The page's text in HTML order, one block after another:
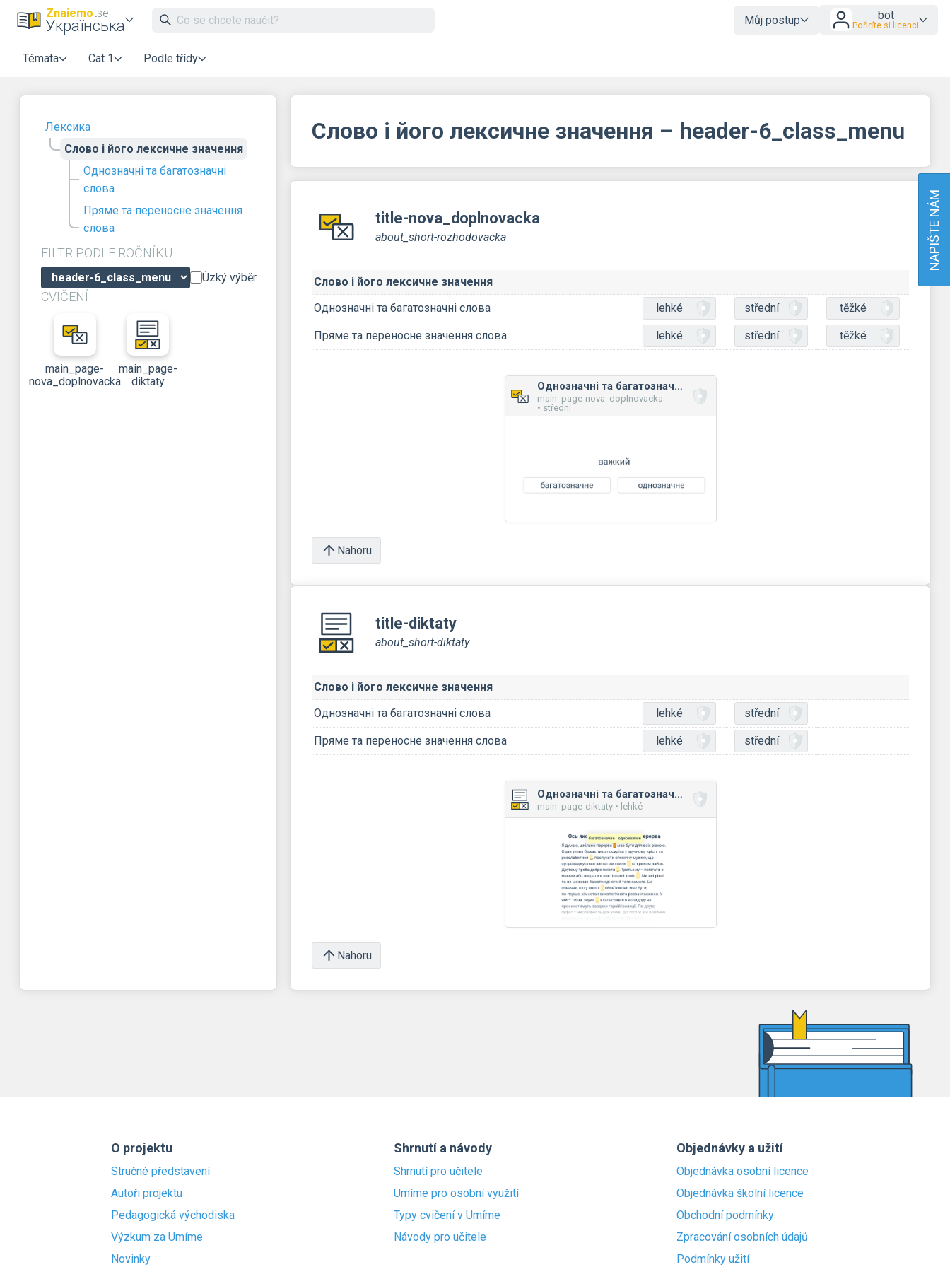
Znaiemotse
Українська Můj postup bot
Pořiďte si licenci
Témata Cat 1 Podle třídy
Лексика
Слово і його лексичне значення
Однозначні та багатозначні
слова
Пряме та переносне значення
слова
FILTR PODLE ROČNÍKU
Úzký výběr
CVIČENÍ
main_page-
nova_doplnovacka
main_page-
diktaty
Слово і його лексичне значення – header-6_class_menu
title-nova_doplnovacka
about_short-rozhodovacka
Слово і його лексичне значення
Однозначні та багатозначні слова
lehké střední těžké
Пряме та переносне значення слова lehké střední těžké
Однозначні та багатозначні слова
main_page-nova_doplnovacka
• střední
Nahoru
title-diktaty
about_short-diktaty
Слово і його лексичне значення
Однозначні та багатозначні слова
lehké střední
Пряме та переносне значення слова lehké střední
Однозначні та багатозначні слова
main_page-diktaty • lehké
Nahoru
O projektu
Stručné představení
Autoři projektu
Pedagogická východiska
Výzkum za Umíme
Novinky
Shrnutí a návody
Shrnutí pro učitele
Umíme pro osobní využití
Typy cvičení v Umíme
Návody pro učitele
Objednávky a užití
Objednávka osobní licence
Objednávka školní licence
Obchodní podmínky
Zpracování osobních údajů
Podmínky užití
NAPIŠTE NÁM